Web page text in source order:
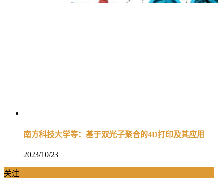
南方科技大学等：基于双光子聚合的4D打印及其应用
2023/10/23
关注